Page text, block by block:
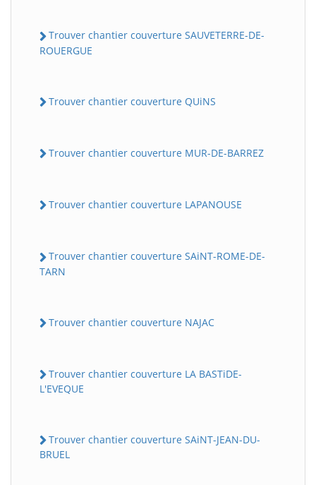
Trouver chantier couverture SAUVETERRE-DE-
ROUERGUE
Trouver chantier couverture QUiNS
Trouver chantier couverture MUR-DE-BARREZ
Trouver chantier couverture LAPANOUSE
Trouver chantier couverture SAiNT-ROME-DE-
TARN
Trouver chantier couverture NAJAC
Trouver chantier couverture LA BASTiDE-
L'EVEQUE
Trouver chantier couverture SAiNT-JEAN-DU-
BRUEL